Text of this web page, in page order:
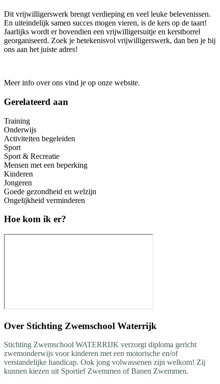
Dit vrijwilligerswerk brengt verdieping en veel leuke belevenissen.
En uiteindelijk samen succes mogen vieren, is de kers op de taart!
Jaarlijks wordt er bovendien een vrijwilligersuitje en kerstborrel
georganiseerd. Zoek je betekenisvol vrijwilligerswerk, dan ben je bij
ons aan het juiste adres!
Meer info over ons vind je op onze website.
Gerelateerd aan
Training
Onderwijs
Activiteiten begeleiden
Sport
Sport & Recreatie
Mensen met een beperking
Kinderen
Jongeren
Goede gezondheid en welzijn
Ongelijkheid verminderen
Hoe kom ik er?
Over Stichting Zwemschool Waterrijk
Stichting Zwemschool WATERRIJK verzorgt diploma gericht
zwemonderwijs voor kinderen met een motorische en/of
verstandelijke handicap. Ook jong volwassenen zijn welkom! Zij
kunnen kiezen uit Sportief Zwemmen of Banen Zwemmen.